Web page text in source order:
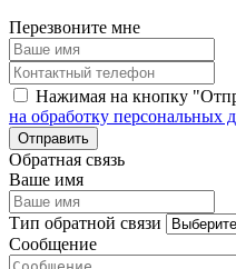
Перезвоните мне
Нажимая на кнопку
на обработку персональных
Обратная связь
Ваше имя
Тип обратной связи
Сообщение